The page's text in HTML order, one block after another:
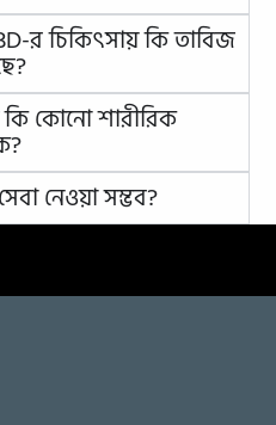
র চিকিৎসায় কি তাবিজ
কোনো শারীরিক
নেওয়া সম্ভব?